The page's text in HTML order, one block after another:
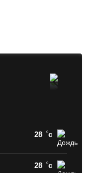
28 c
28 c